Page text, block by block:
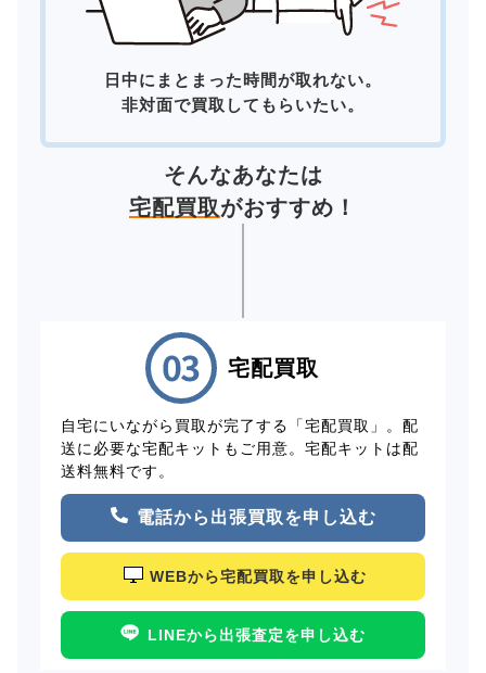
日中にまとまった時間が取れない。
非対面で買取してもらいたい。
そんなあなたは
宅配買取がおすすめ！
宅配買取
自宅にいながら買取が完了する「宅配買取」。配
送に必要な宅配キットもご用意。宅配キットは配
送料無料です。
電話から出張買取を申し込む
WEBから宅配買取を申し込む
LINEから出張査定を申し込む